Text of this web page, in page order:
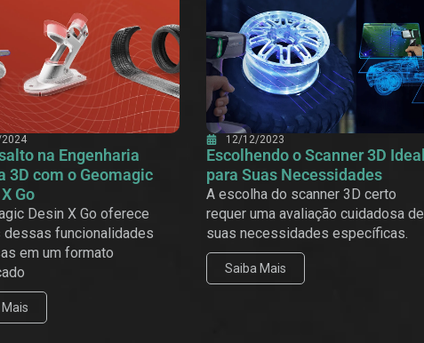
na Engenharia
3D com o Geomagic
Go
Desin X Go oferece
dessas funcionalidades
em um formato
12/12/2023
Escolhendo o Scanner 3D Ideal
para Suas Necessidades
A escolha do scanner 3D certo
requer uma avaliação cuidadosa de
suas necessidades específicas.
Saiba Mais